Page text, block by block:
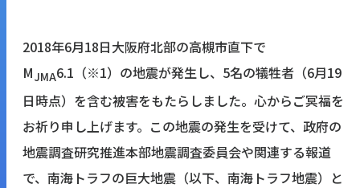
2018年6月18日大阪府北部の高槻市直下で
MJMA6.1（※1） の地震が発生し、5名の犠牲者（6月19
日時点）を含む被害をもたらしました。心からご冥福を
お祈り申し上げます。この地震の発生を受けて、政府の
地震調査研究推進本部地震調査委員会や関連する報道
で、南海トラフの巨大地震（以下、南海トラフ地震）と